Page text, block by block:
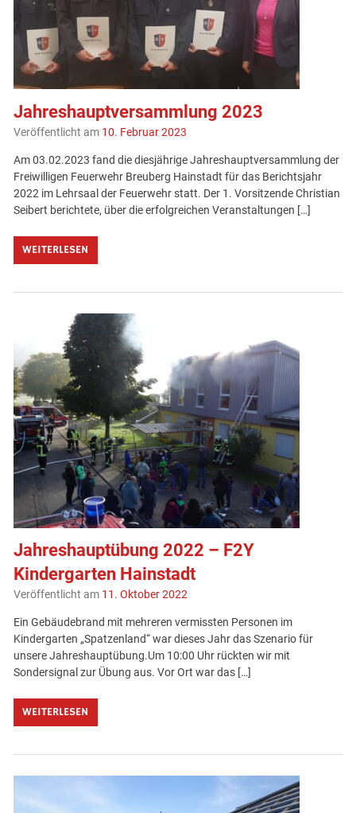
Jahreshauptversammlung 2023
Veröffentlicht am 10. Februar 2023
Am 03.02.2023 fand die diesjährige Jahreshauptversammlung der
Freiwilligen Feuerwehr Breuberg Hainstadt für das Berichtsjahr
2022 im Lehrsaal der Feuerwehr statt. Der 1. Vorsitzende Christian
Seibert berichtete, über die erfolgreichen Veranstaltungen […]
WEITERLESEN
Jahreshauptübung 2022 – F2Y
Kindergarten Hainstadt
Veröffentlicht am 11. Oktober 2022
Ein Gebäudebrand mit mehreren vermissten Personen im
Kindergarten „Spatzenland“ war dieses Jahr das Szenario für
unsere Jahreshauptübung.Um 10:00 Uhr rückten wir mit
Sondersignal zur Übung aus. Vor Ort war das […]
WEITERLESEN